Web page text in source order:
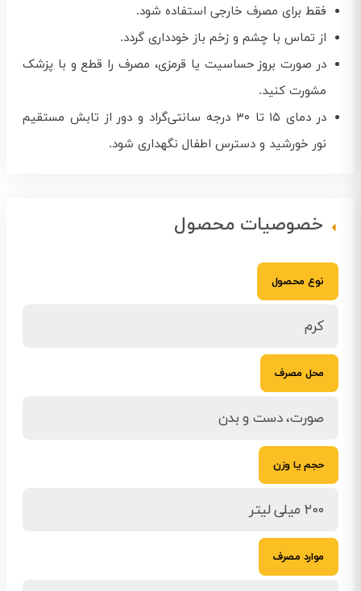
فقط برای مصرف خارجی استفاده شود.
از تماس با چشم و زخم باز خودداری گردد.
در صورت بروز حساسیت یا قرمزی، مصرف را قطع و با پزشک
مشورت کنید.
در دمای ۱۵ تا ۳۰ درجه سانتی‌گراد و دور از تابش مستقیم
نور خورشید و دسترس اطفال نگهداری شود.
خصوصیات محصول
نوع محصول
کرم
محل مصرف
صورت، دست و بدن
حجم یا وزن
۲۰۰ میلی لیتر
موارد مصرف